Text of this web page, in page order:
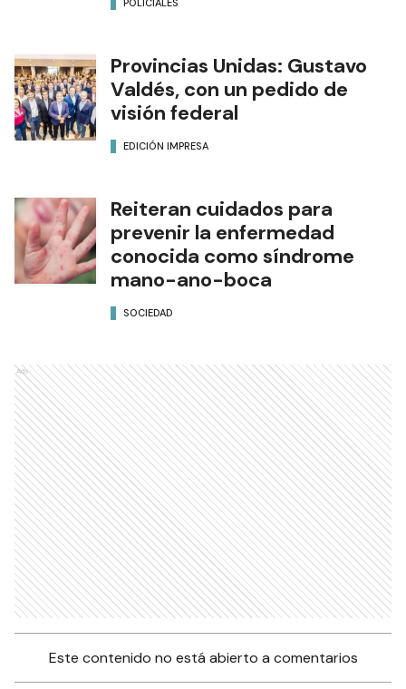
POLICIALES
Provincias Unidas: Gustavo
Valdés, con un pedido de
visión federal
EDICIÓN IMPRESA
Reiteran cuidados para
prevenir la enfermedad
conocida como síndrome
mano-ano-boca
SOCIEDAD
Ads
Este contenido no está abierto a comentarios